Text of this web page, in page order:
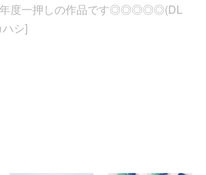
年度一押しの作品です◎◎◎◎◎(DL
シ]